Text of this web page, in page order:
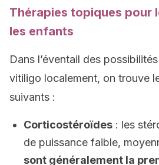
Thérapies topiques pour
les enfants
Dans l’éventail des
vitiligo localement, on trouve
suivants :
Corticostéroïdes : les
de puissance faible,
sont généralement la